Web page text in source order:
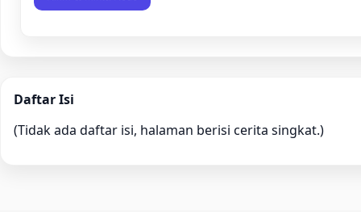
Daftar Isi
(Tidak ada daftar isi, halaman berisi cerita singkat.)